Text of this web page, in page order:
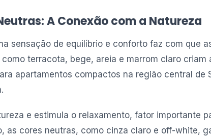
A Conexão com a Natureza
sensação de equilíbrio e conforto faz com que
terracota, bege, areia e marrom claro criam
apartamentos compactos na região central de
e estimula o relaxamento, fator importante
as cores neutras, como cinza claro e off-white,